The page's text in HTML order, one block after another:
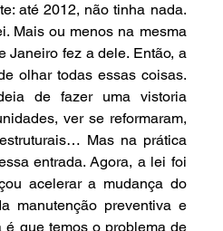
até 2012, não tinha nada.
Mais ou menos na mesma
Janeiro fez a dele. Então, a
olhar todas essas coisas.
de fazer uma vistoria
ver se reformaram,
Mas na prática
entrada. Agora, a lei foi
acelerar a mudança do
manutenção preventiva e
é que temos o problema de